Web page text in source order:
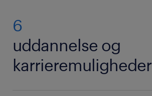
6
uddannelse og
karrieremuligheder